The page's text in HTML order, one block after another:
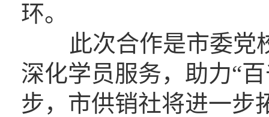
环。
此次合作是市委党
深化学员服务，助力“
步，市供销社将进一步